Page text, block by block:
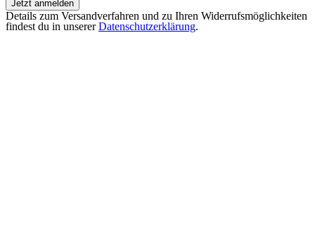
Jetzt anmelden
Details zum Versandverfahren und zu Ihren Widerrufsmöglichkeiten
findest du in unsererDatenschutzerklärung.